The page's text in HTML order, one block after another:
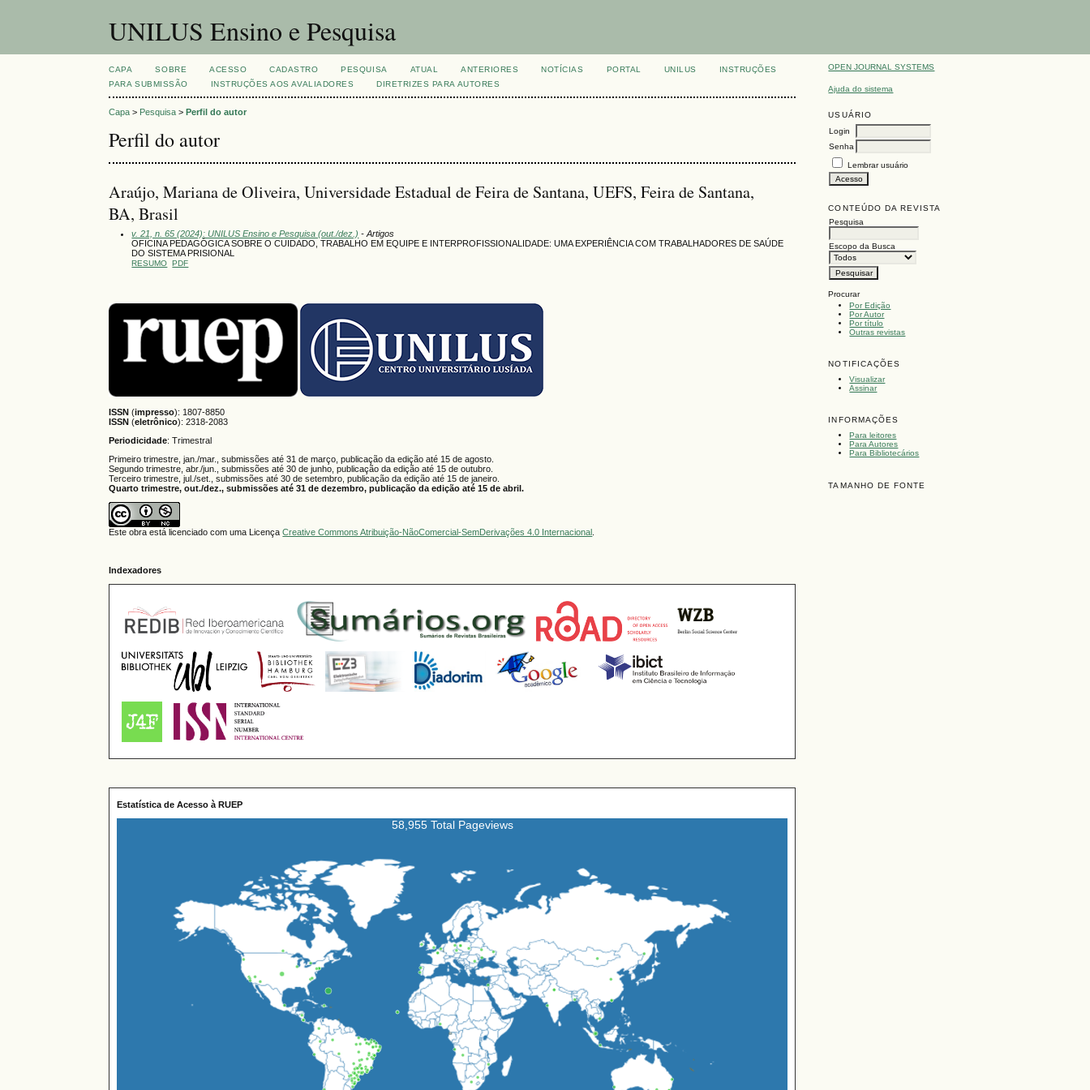
UNILUS Ensino e Pesquisa
OPEN JOURNAL SYSTEMS
Ajuda do sistema
USUÁRIO
Login
Senha
Lembrar usuário
CONTEÚDO DA REVISTA
Pesquisa
Escopo da Busca
Procurar
Por Edição
Por Autor
Por título
Outras revistas
NOTIFICAÇÕES
Visualizar
Assinar
INFORMAÇÕES
Para leitores
Para Autores
Para Bibliotecários
TAMANHO DE FONTE
CAPA SOBRE ACESSO CADASTRO PESQUISA ATUAL ANTERIORES NOTÍCIAS PORTAL UNILUS
INSTRUÇÕES
PARA SUBMISSÃO
INSTRUÇÕES AOS AVALIADORES DIRETRIZES PARA AUTORES
Capa > Pesquisa >Perfil do autor
Perfil do autor
Araújo, Mariana de Oliveira, Universidade Estadual de Feira de Santana, UEFS, Feira de Santana,
BA, Brasil
v. 21, n. 65 (2024): UNILUS Ensino e Pesquisa (out./dez.) - Artigos
OFICINA PEDAGÓGICA SOBRE O CUIDADO, TRABALHO EM EQUIPE E INTERPROFISSIONALIDADE: UMA EXPERIÊNCIA COM TRABALHADORES DE SAÚDE
DO SISTEMA PRISIONAL
RESUMO PDF
ISSN (impresso): 1807-8850
ISSN (eletrônico):2318-2083
Periodicidade: Trimestral
Primeiro trimestre, jan./mar., submissões até 31 de março, publicação da edição até 15 de agosto.
Segundo trimestre, abr./jun., submissões até 30 de junho, publicação da edição até 15 de outubro.
Terceiro trimestre, jul./set., submissões até 30 de setembro, publicação da edição até 15 de janeiro.
Quarto trimestre, out./dez., submissões até 31 de dezembro, publicação da edição até 15 de abril.
Este obra está licenciado com uma LicençaCreative Commons Atribuição-NãoComercial-SemDerivações 4.0 Internacional
Indexadores
Estatística de Acesso à RUEP
58,955 Total Pageviews